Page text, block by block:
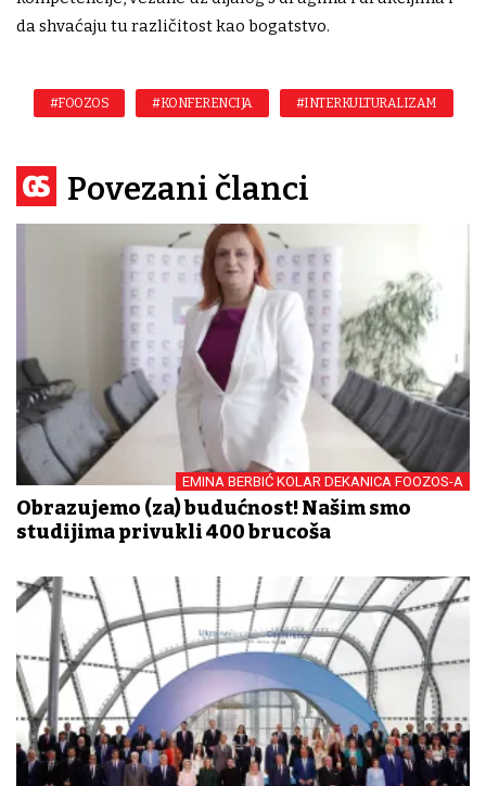
da shvaćaju tu različitost kao bogatstvo.
#FOOZOS #KONFERENCIJA #INTERKULTURALIZAM
Povezani članci
EMINA BERBIĆ KOLAR DEKANICA FOOZOS-A
Obrazujemo (za) budućnost! Našim smo
studijima privukli 400 brucoša